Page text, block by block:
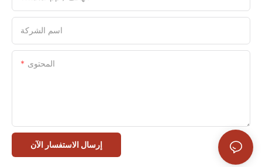
اسم الشركة
المحتوى
إرسال الاستفسار الآن